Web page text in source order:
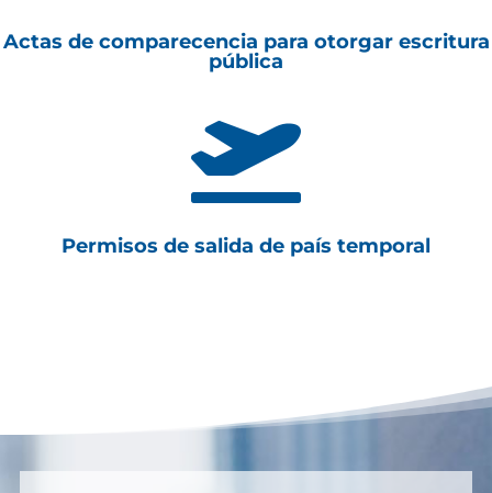
Actas de comparecencia para otorgar escritura
pública

Permisos de salida de país temporal